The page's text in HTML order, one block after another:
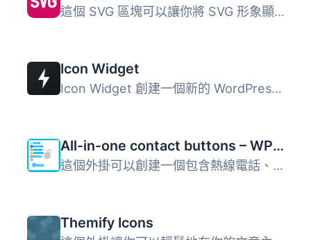
這個 SVG 區塊可以讓你將 SVG 形象顯示為內嵌的 HTML 標記。...
Icon Widget
Icon Widget 創建一個新的 WordPress 小工具，顯示圖示、標題...
All-in-one contact buttons – WPSHARE247
這個外掛可以創建一個包含熱線電話、Zalo、Facebook、Messeng...
Themify Icons